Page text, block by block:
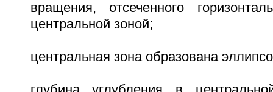
вращения, отсеченного
центральной зоной;
центральная зона образована